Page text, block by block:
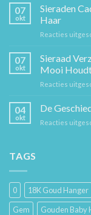
07
okt
Sieraden
Haar
Reacties
07
okt
Sieraad
Mooi
Reacties
04
okt
De
Reacties
TAGS
0 18K Goud Hanger
Gem
Gouden Baby